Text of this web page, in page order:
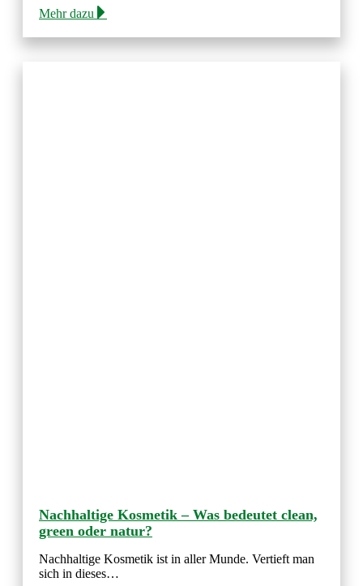
Mehr dazu
Nachhaltige Kosmetik – Was bedeutet clean,
green oder natur?
Nachhaltige Kosmetik ist in aller Munde. Vertieft man
sich in dieses…